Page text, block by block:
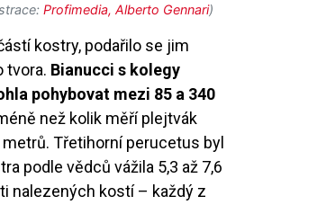
Profimedia, Alberto Gennari)
kostry, podařilo se jim
tvora. Bianucci s kolegy
pohybovat mezi 85 a 340
než kolik měří plejtvák
Třetihorní perucetus byl
podle vědců vážila 5,3 až 7,6
nalezených kostí – každý z